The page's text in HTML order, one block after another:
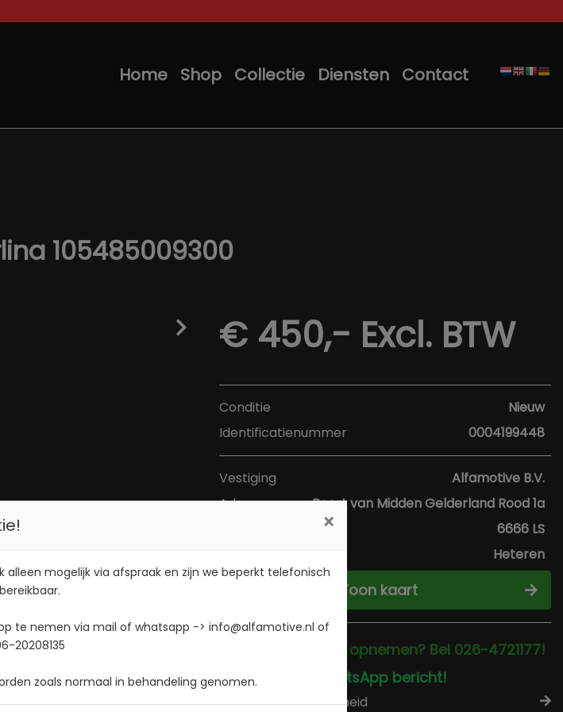
Home Shop Collectie Diensten Contact
105485009300
€ 450,- Excl. BTW
Conditie
Nieuw
Identificatienummer
0004199448
Vestiging
Alfamotive B.V.
Adres
Poort van Midden Gelderland Rood 1a
6666 LS
Heteren
Toon kaart
Direct contact opnemen? Bel 026-4721177!
Stuur een WhatsApp bericht!
Check beschikbaarheid
×
alleen mogelijk via afspraak en zijn we beperkt telefonisch
bereikbaar.
te nemen via mail of whatsapp -> info@alfamotive.nl of
20208135
zoals normaal in behandeling genomen.